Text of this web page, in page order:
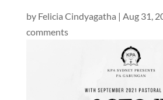
by Felicia Cindyagatha | Aug 31,
comments